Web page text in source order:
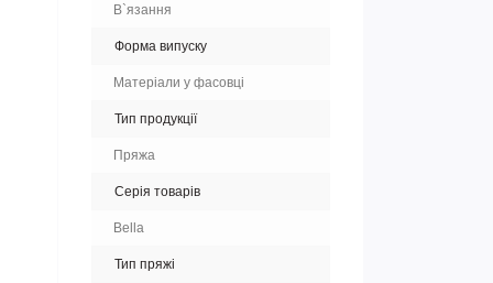
В`язання
Форма випуску
Матеріали у фасовці
Тип продукції
Пряжа
Серія товарів
Bella
Тип пряжі